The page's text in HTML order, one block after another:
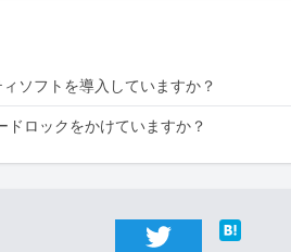
ソフトを導入していますか？
ドロックをかけていますか？